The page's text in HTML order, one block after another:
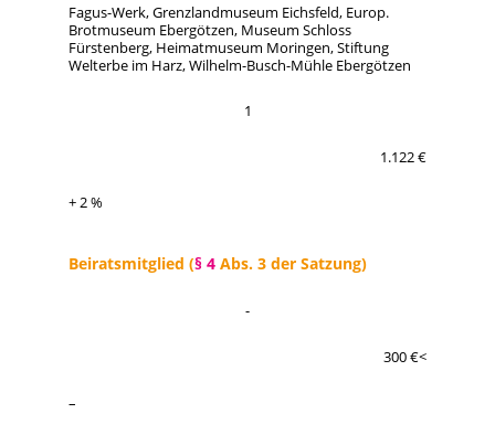
Fagus-Werk, Grenzlandmuseum Eichsfeld, Europ.
Brotmuseum Ebergötzen, Museum Schloss
Fürstenberg, Heimatmuseum Moringen, Stiftung
Welterbe im Harz, Wilhelm-Busch-Mühle Ebergötzen
1
1.122 €
+ 2 %
Beiratsmitglied (§ 4Abs. 3 der Satzung)
-
300 €<
–